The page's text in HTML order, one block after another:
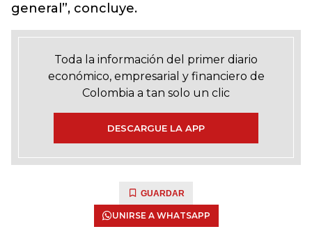
general”, concluye.
Toda la información del primer diario
económico, empresarial y financiero de
Colombia a tan solo un clic
DESCARGUE LA APP
GUARDAR
UNIRSE A WHATSAPP